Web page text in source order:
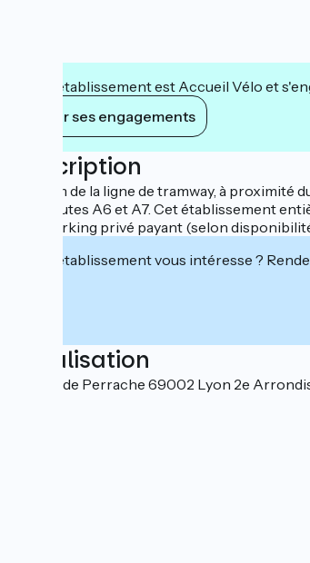
Cet établissement est Accueil Vélo et
Voir ses engagements
Description
A 150 m de la ligne de tramway, à
autoroutes A6 et A7. Cet établissement
d'un parking privé payant (selon
Cet établissement vous intéresse ?
Localisation
24 quai de Perrache 69002 Lyon 2e